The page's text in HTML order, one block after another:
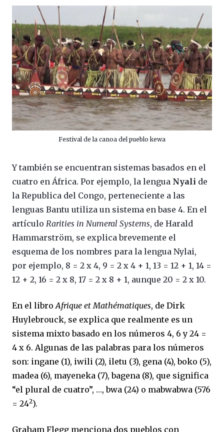
Festival de la canoa del pueblo kewa
Y también se encuentran sistemas basados en el
cuatro en África. Por ejemplo, la lengua Nyali de
la Republica del Congo, perteneciente a las
lenguas Bantu utiliza un sistema en base 4. En el
artículo Rarities in Numeral Systems, de Harald
Hammarström, se explica brevemente el
esquema de los nombres para la lengua Nylai,
por ejemplo, 8 = 2 x 4, 9 = 2 x 4 + 1, 13 = 12 + 1, 14 =
12 + 2, 16 = 2 x 8, 17 = 2 x 8 + 1, aunque 20 = 2 x 10.
En el libroAfrique et Mathématiques, de Dirk
Huylebrouck, se explica que realmente es un
sistema mixto basado en los números 4, 6 y 24 =
4 x 6. Algunas de las palabras para los números
son: ingane (1), iwili (2), iletu (3), gena (4), boko (5),
madea (6), mayeneka (7), bagena (8), que significa
“el plural de cuatro”, …, bwa (24) o mabwabwa (576
= 242).
Graham Flegg menciona dos pueblos con